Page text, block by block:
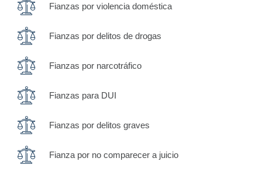
Fianzas por violencia doméstica
Fianzas por delitos de drogas
Fianzas por narcotráfico
Fianzas para DUI
Fianzas por delitos graves
Fianza por no comparecer a juicio